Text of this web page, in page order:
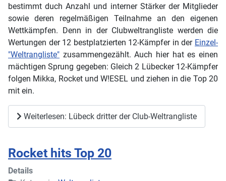
bestimmt duch Anzahl und interner Stärker der Mitglieder
sowie deren regelmäßigen Teilnahme an den eigenen
Wettkämpfen. Denn in der Clubweltrangliste werden die
Wertungen der 12 bestplatzierten 12-Kämpfer in der Einzel-
"Weltrangliste" zusammengezählt. Auch hier hat es einen
mächtigen Sprung gegeben: Gleich 2 Lübecker 12-Kämpfer
folgen Mikka, Rocket und W!ESEL und ziehen in die Top 20
mit ein.
Weiterlesen: Lübeck dritter der Club-Weltrangliste
Rocket hits Top 20
Details